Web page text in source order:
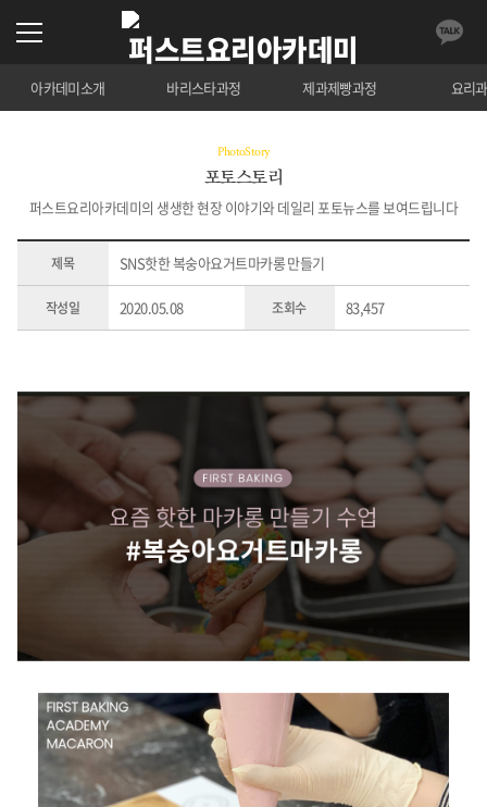
아카데미소개 바리스타과정 제과제빵과정 요리
PhotoStory
포토스토리
퍼스트요리아카데미의 생생한 현장 이야기와 데일리 포토뉴스를 보여드립니다
제목 SNS핫한 복숭아요거트마카롱 만들기
작성일 2020.05.08 조회수 83,457